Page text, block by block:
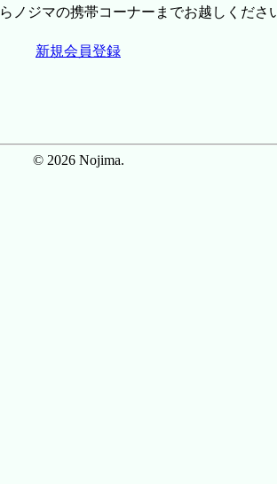
ノジマの携帯コーナーまでお越しくださ
新規会員登録
© 2026 Nojima.